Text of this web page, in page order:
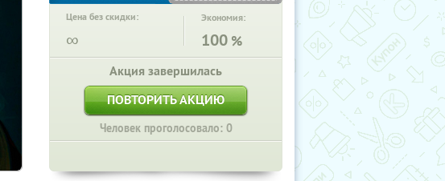
Цена без скидки:
∞
Экономия:
100 %
Акция завершилась
ПОВТОРИТЬ АКЦИЮ
Человек проголосовало: 0